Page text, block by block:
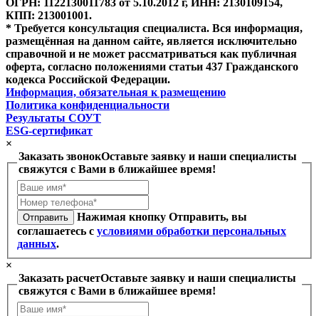
ОГРН: 1122130011783 от 5.10.2012 г, ИНН: 2130109154,
КПП: 213001001.
* Требуется консультация специалиста. Вся информация,
размещённая на данном сайте, является исключительно
справочной и не может рассматриваться как публичная
оферта, согласно положениями статьи 437 Гражданского
кодекса Российской Федерации.
Информация, обязательная к размещению
Политика конфиденциальности
Результаты СОУТ
ESG-сертификат
×
Заказать звонокОставьте заявку и наши специалисты
свяжутся с Вами в ближайшее время!
Отправить
Нажимая кнопку Отправить, вы
соглашаетесь с условиями обработки персональных
данных.
×
Заказать расчетОставьте заявку и наши специалисты
свяжутся с Вами в ближайшее время!